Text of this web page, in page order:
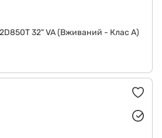
32" VA (Вживаний - Клас A)